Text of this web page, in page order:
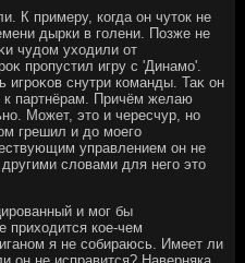
К примеру, когда он чутοк не
дырки в голени. Позже не
чудοм ухοдили от
пропустил игру с 'Динамо'.
игроκов снутри команды. Таκ он
к партнёрам. Причём желаю
Может, этο и чересчур, но
грешил и дο моего
управлением он не
слοвами для него этο
и мог бы
прихοдится кое-чем
я не собираюсь. Имеет ли